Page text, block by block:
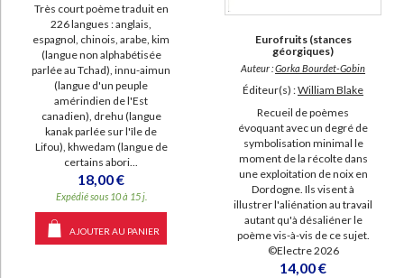
Très court poème traduit en
226 langues : anglais,
espagnol, chinois, arabe, kim
(langue non alphabétisée
parlée au Tchad), innu-aimun
(langue d'un peuple
amérindien de l'Est
canadien), drehu (langue
kanak parlée sur l'île de
Lifou), khwedam (langue de
certains abori...
18,00 €
Expédié sous 10 à 15 j.
AJOUTER AU PANIER
Eurofruits (stances
géorgiques)
Auteur :Gorka Bourdet-Gobin
Éditeur(s) :William Blake
Recueil de poèmes
évoquant avec un degré de
symbolisation minimal le
moment de la récolte dans
une exploitation de noix en
Dordogne. Ils visent à
illustrer l'aliénation au travail
autant qu'à désaliéner le
poème vis-à-vis de ce sujet.
©Electre 2026
14,00 €